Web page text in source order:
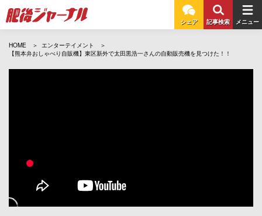
シェア 記事検索 メニュー
HOME
エンターテイメント
【熊本弁おしゃべり自販機】東区新外で太田黒浩一さんの自動販売機を見つけた！！